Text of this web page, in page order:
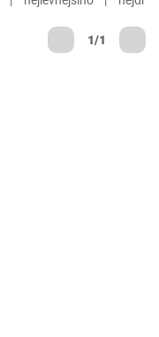
1/1